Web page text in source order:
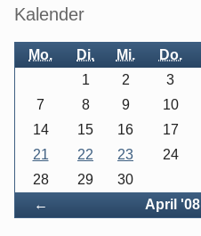
Seitenleiste
Kalender
Mo. Di. Mi. Do.
← April '08
1 2 3
7
8 9 10
14
15 16 17
21
22 23 24
28
29 30